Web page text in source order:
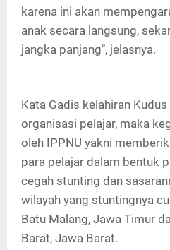
karena ini akan
anak secara langsung,
jangka panjang", jelasnya.
Kata Gadis kelahiran
organisasi pelajar, maka
oleh IPPNU yakni
para pelajar dalam bentuk
cegah stunting dan
wilayah yang stuntingnya
Batu Malang, Jawa Timur
Barat, Jawa Barat.